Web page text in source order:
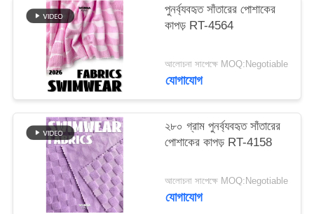
সাইট
PRIVACY
POLICY
পুনর্ব্যবহৃত সাঁতারের পোশাকের
কাপড় RT-4564
আলোচনা সাপেক্ষে MOQ:Negotiable
যোগাযোগ
২৮০ গ্রাম পুনর্ব্যবহৃত সাঁতারের
পোশাকের কাপড় RT-4158
আলোচনা সাপেক্ষে MOQ:Negotiable
যোগাযোগ